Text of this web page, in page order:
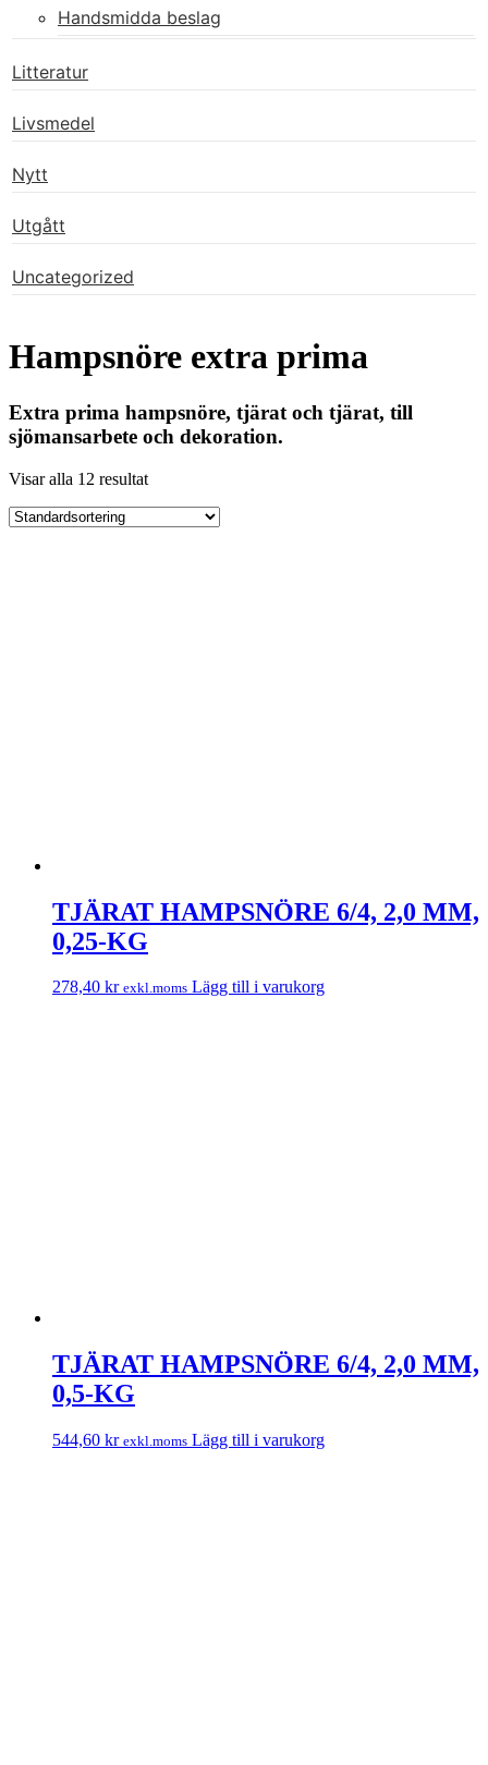
Handsmidda beslag
Litteratur
Livsmedel
Nytt
Utgått
Uncategorized
Hampsnöre extra prima
Extra prima hampsnöre, tjärat och tjärat, till
sjömansarbete och dekoration.
Visar alla 12 resultat
TJÄRAT HAMPSNÖRE 6/4, 2,0 MM,
0,25-KG
278,40 kr exkl.moms Lägg till i varukorg
TJÄRAT HAMPSNÖRE 6/4, 2,0 MM,
0,5-KG
544,60 kr exkl.moms Lägg till i varukorg